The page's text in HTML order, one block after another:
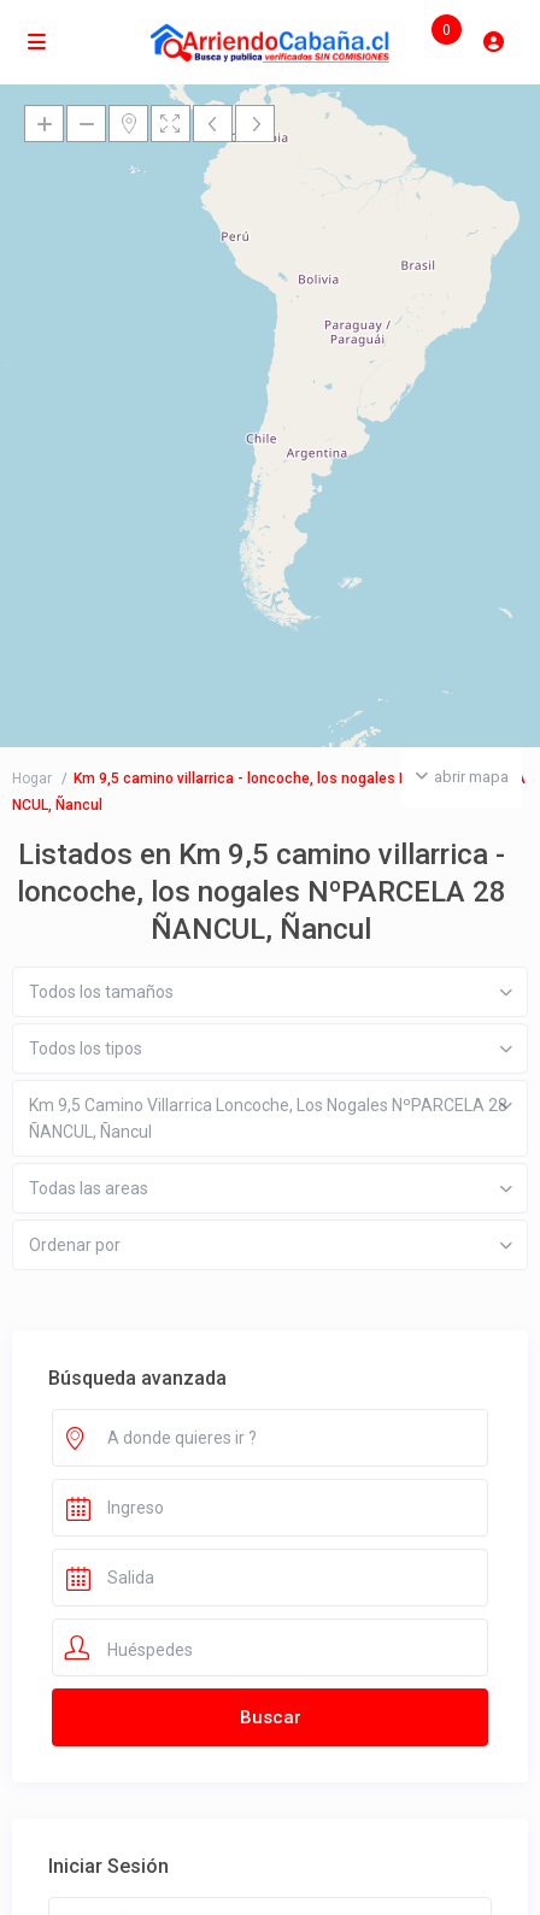
0
Cargando mapas
abrir mapa
Hogar
Km 9,5 camino villarrica - loncoche, los nogales NºPARCELA 28 ÑA
NCUL, Ñancul
Listados en Km 9,5 camino villarrica -
loncoche, los nogales NºPARCELA 28
ÑANCUL, Ñancul
Todos los tamaños
Todos los tipos
Km 9,5 Camino Villarrica Loncoche, Los Nogales NºPARCELA 28
ÑANCUL, Ñancul
Todas las areas
Ordenar por
Búsqueda avanzada
Huéspedes
Iniciar Sesión